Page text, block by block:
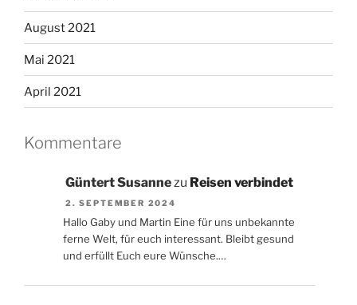
August 2021
Mai 2021
April 2021
Kommentare
Güntert Susannezu Reisen verbindet
2. SEPTEMBER 2024
Hallo Gaby und Martin Eine für uns unbekannte
ferne Welt, für euch interessant. Bleibt gesund
und erfüllt Euch eure Wünsche.…